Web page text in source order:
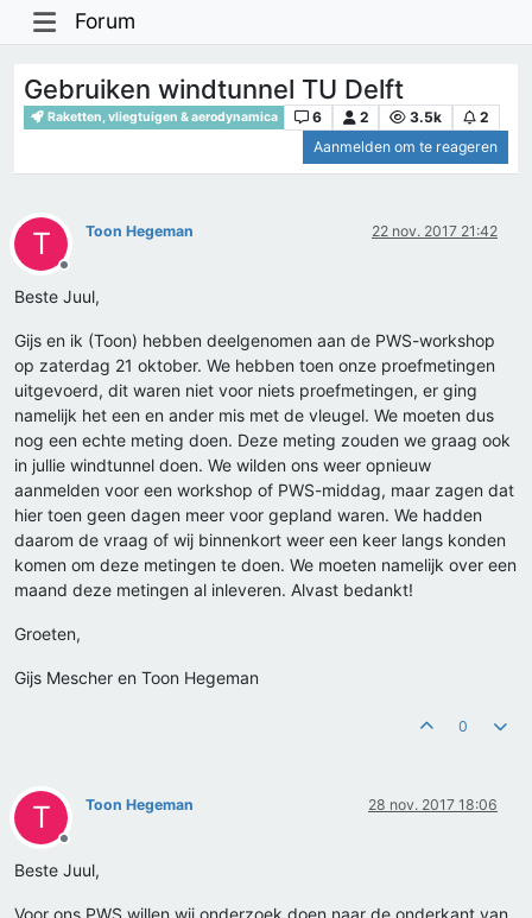
Forum
Gebruiken windtunnel TU Delft
Raketten, vliegtuigen & aerodynamica 6 2 3.5k
2
Aanmelden om te reageren
T
Offline
Toon Hegeman 22 nov. 2017 21:42
Beste Juul,
Gijs en ik (Toon) hebben deelgenomen aan de PWS-workshop
op zaterdag 21 oktober. We hebben toen onze proefmetingen
uitgevoerd, dit waren niet voor niets proefmetingen, er ging
namelijk het een en ander mis met de vleugel. We moeten dus
nog een echte meting doen. Deze meting zouden we graag ook
in jullie windtunnel doen. We wilden ons weer opnieuw
aanmelden voor een workshop of PWS-middag, maar zagen dat
hier toen geen dagen meer voor gepland waren. We hadden
daarom de vraag of wij binnenkort weer een keer langs konden
komen om deze metingen te doen. We moeten namelijk over een
maand deze metingen al inleveren. Alvast bedankt!
Groeten,
Gijs Mescher en Toon Hegeman
0
T
Offline
Toon Hegeman 28 nov. 2017 18:06
Beste Juul,